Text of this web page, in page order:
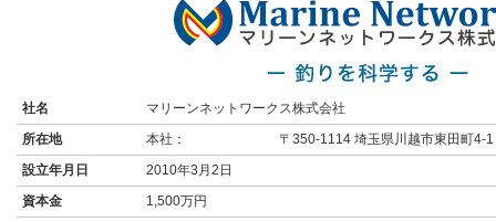
社名
マリーンネットワークス株式会社
所在地
本社： 〒350-1114 埼玉県川越市東田町4-1
設立年月日
2010年3月2日
資本金
1,500万円